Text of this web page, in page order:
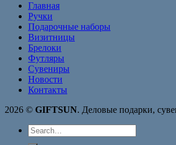
Главная
Ручки
Подарочные наборы
Визитницы
Брелоки
Футляры
Сувениры
Новости
Контакты
2026 © GIFTSUN. Деловые подарки,
Search
for: